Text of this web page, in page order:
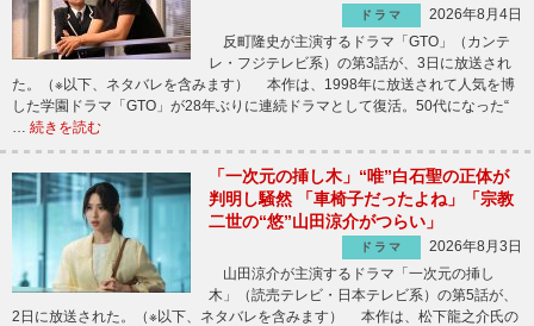
ドラマ
2026年8月4日
反町隆史が主演するドラマ「GTO」（カンテ
レ・フジテレビ系）の第3話が、3日に放送され
た。（※以下、ネタバレを含みます） 本作は、1998年に放送されて人気を博
した学園ドラマ「GTO」が28年ぶりに連続ドラマとして復活。50代になった“
… 続きを読む
「一次元の挿し木」“唯”白石聖の正体が
判明し騒然 「車椅子だったよね」「宗教
二世の“悠”山田涼介がつらい」
ドラマ
2026年8月3日
山田涼介が主演するドラマ「一次元の挿し
木」（読売テレビ・日本テレビ系）の第5話が、
2日に放送された。（※以下、ネタバレを含みます） 本作は、松下龍之介氏の